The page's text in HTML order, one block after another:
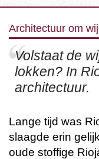
Architectuur om
Volstaat de
lokken? In
architectuur.
Lange tijd was
slaagde erin
oude stoffige